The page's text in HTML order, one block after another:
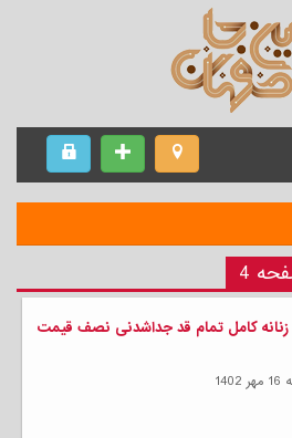
4
زنانه کامل تمام قد جداشدنی نصف قیمت